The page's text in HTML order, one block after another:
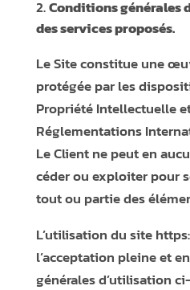
Conditions générales
des services proposés.
Le Site constitue une
protégée par les
Propriété Intellectuelle
Réglementations
Le Client ne peut en
céder ou exploiter pour
tout ou partie des
L’utilisation du site
l’acceptation pleine et
générales d’utilisation